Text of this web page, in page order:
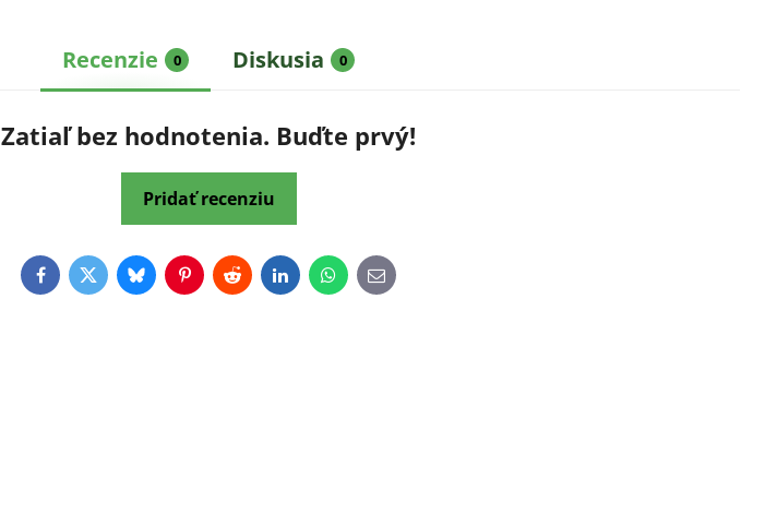
Recenzie 0 Diskusia 0
Zatiaľ bez hodnotenia. Buďte prvý!
Pridať recenziu
FacebookTwitterBlueskyPinterestRedditLinkedInWhatsApp
E-
mail